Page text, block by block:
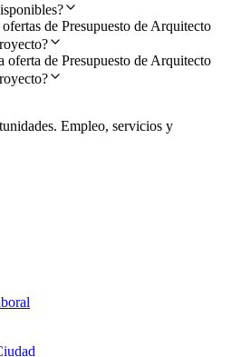
de Presupuesto de Arquitecto
oferta de Presupuesto de Arquitecto
Empleo, servicios y